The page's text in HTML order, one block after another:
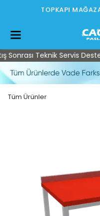
TOPKAPI
Teknik Servis Desteği
Tüm Ürünler